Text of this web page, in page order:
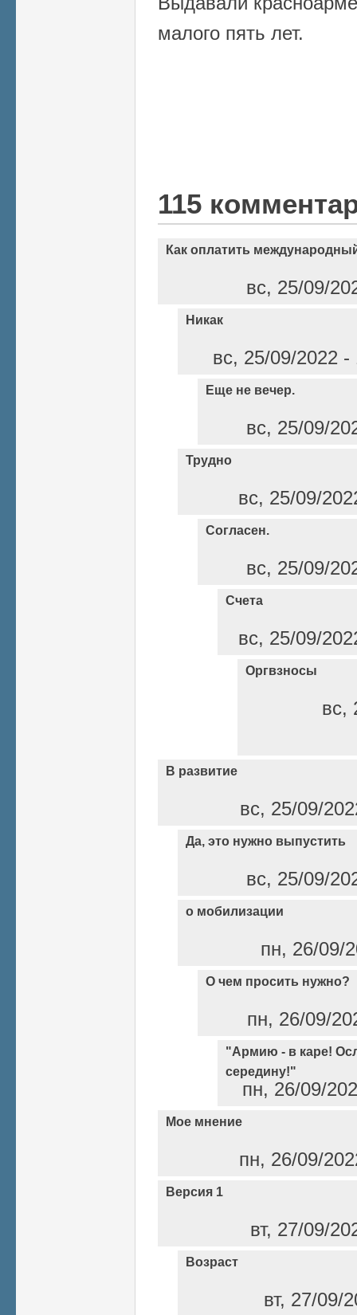
малого пять лет.
115
Как оплатить
вс, 25/09/
Никак
вс, 25/09/2022
Еще не вечер.
вс, 25/09/
Трудно
вс, 25/09/
Согласен.
вс, 25/09/
Счета
вс, 25/09/
Оргвзносы
вс,
В развитие
вс, 25/09/
Да, это нужно выпустить
вс, 25/09/
о мобилизации
пн, 26/09/
О чем просить нужно?
пн, 26/09/
"Армию - в каре!
середину!"
пн, 26/09/
Мое мнение
пн, 26/09/
Версия 1
вт, 27/09/
Возраст
вт, 27/09/